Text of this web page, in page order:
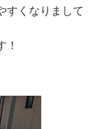
すくなりまして
！